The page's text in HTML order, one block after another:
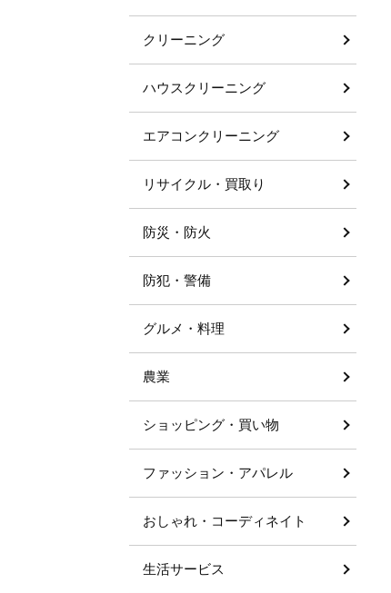
クリーニング
ハウスクリーニング
エアコンクリーニング
リサイクル・買取り
防災・防火
防犯・警備
グルメ・料理
農業
ショッピング・買い物
ファッション・アパレル
おしゃれ・コーディネイト
生活サービス